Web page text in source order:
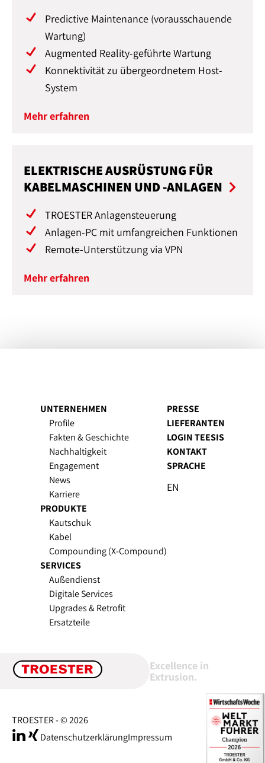
Predictive Maintenance (vorausschauende
Wartung)
Augmented Reality-geführte Wartung
Konnektivität zu übergeordnetem Host-
System
Mehr erfahren
ELEKTRISCHE AUSRÜSTUNG FÜR
KABELMASCHINEN UND -ANLAGEN
TROESTER Anlagensteuerung
Anlagen-PC mit umfangreichen Funktionen
Remote-Unterstützung via VPN
Mehr erfahren
UNTERNEHMEN
Profile
Fakten & Geschichte
Nachhaltigkeit
Engagement
News
Karriere
PRODUKTE
Kautschuk
Kabel
Compounding (X-Compound)
SERVICES
Außendienst
Digitale Services
Upgrades & Retrofit
Ersatzteile
PRESSE
LIEFERANTEN
LOGIN TEESIS
KONTAKT
SPRACHE
EN
Excellence in
Extrusion.
TROESTER - © 2026
DatenschutzerklärungImpressum